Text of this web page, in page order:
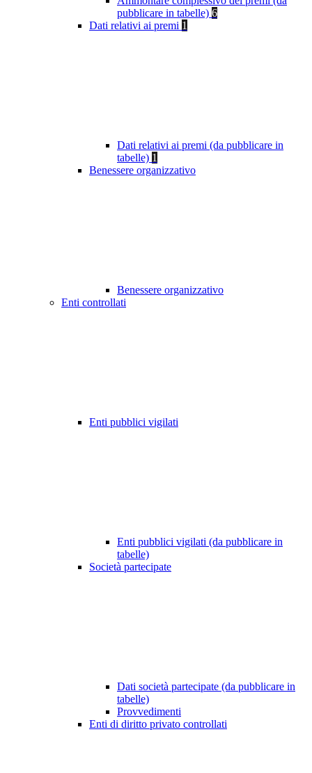
pubblicare in tabelle) 6
Dati relativi ai premi 1
Dati relativi ai premi (da pubblicare in
tabelle) 1
Benessere organizzativo
Benessere organizzativo
Enti controllati
Enti pubblici vigilati
Enti pubblici vigilati (da pubblicare in
tabelle)
Società partecipate
Dati società partecipate (da pubblicare in
tabelle)
Provvedimenti
Enti di diritto privato controllati